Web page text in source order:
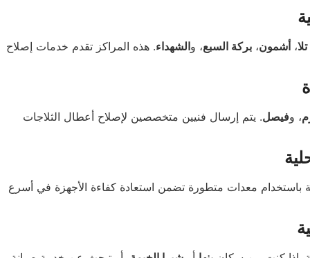
تلا، أشمون، بركة السبع، والشهداء. هذه المراكز تقدم خدمات إصلاح
، وفيصل. يتم إرسال فنيين متخصصين لإصلاح أعطال الثلاجات
باستخدام معدات متطورة تضمن استعادة كفاءة الأجهزة في أسرع